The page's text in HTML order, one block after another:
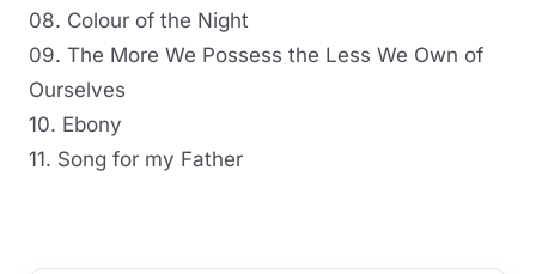
08. Colour of the Night
09. The More We Possess the Less We Own of
Ourselves
10. Ebony
11. Song for my Father